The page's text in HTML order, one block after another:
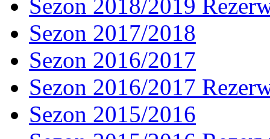
Sezon 2018/2019
Sezon 2017/2018
Sezon 2016/2017
Sezon 2016/2017
Sezon 2015/2016